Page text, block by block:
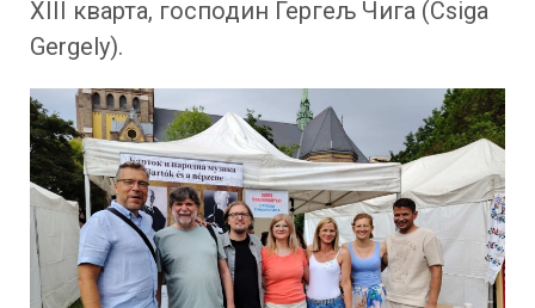
XIII кварта, господин Гергељ Чига (Csiga
Gergely).